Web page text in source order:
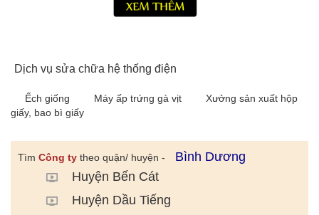
Dịch vụ sửa chữa hệ thống điện
Ếch giống Máy ấp trứng gà vịt
Xưởng sản xuất hộp
giấy, bao bì giấy
Tìm Công ty theo quận/ huyện -
Bình Dương
Huyện Bến Cát
Huyện Dầu Tiếng